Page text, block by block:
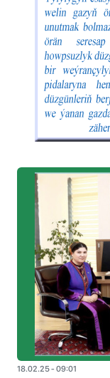
18.02.25 - 09:01